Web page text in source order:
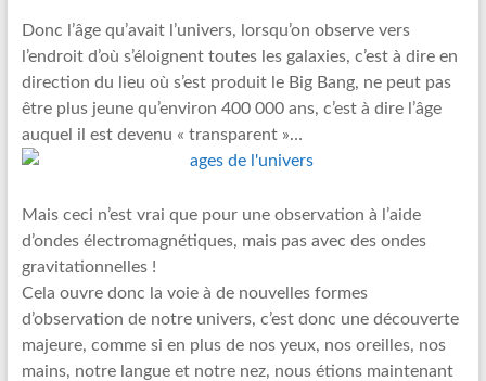
Donc l’âge qu’avait l’univers, lorsqu’on observe vers
l’endroit d’où s’éloignent toutes les galaxies, c’est à dire en
direction du lieu où s’est produit le Big Bang, ne peut pas
être plus jeune qu’environ 400 000 ans, c’est à dire l’âge
auquel il est devenu « transparent »…
Mais ceci n’est vrai que pour une observation à l’aide
d’ondes électromagnétiques, mais pas avec des ondes
gravitationnelles !
Cela ouvre donc la voie à de nouvelles formes
d’observation de notre univers, c’est donc une découverte
majeure, comme si en plus de nos yeux, nos oreilles, nos
mains, notre langue et notre nez, nous étions maintenant